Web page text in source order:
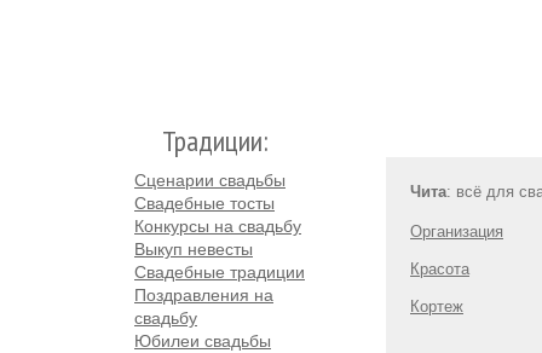
Традиции:
Сценарии свадьбы
Свадебные тосты
Конкурсы на свадьбу
Выкуп невесты
Свадебные традиции
Поздравления на
свадьбу
Юбилеи свадьбы
Чита: всё для
Организация
Красота
Кортеж